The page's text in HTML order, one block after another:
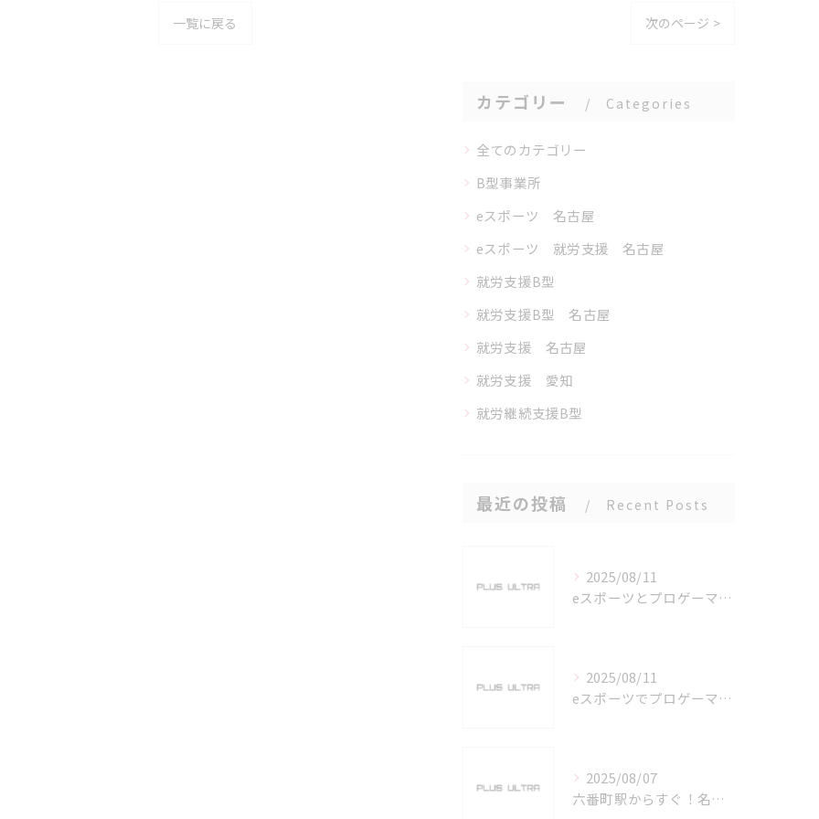
一覧に戻る 次のページ >
カテゴリー Categories
全てのカテゴリー
B型事業所
eスポーツ 名古屋
eスポーツ 就労支援 名古屋
就労支援B型
就労支援B型 名古屋
就労支援 名古屋
就労支援 愛知
就労継続支援B型
最近の投稿 Recent Posts
2025/08/11
eスポーツとプロゲーマーを六番町駅で目指すための実践ガイド
2025/08/11
eスポーツでプロゲーマーを目指す愛知県名古屋市の最新キャリアガイド
2025/08/07
六番町駅からすぐ！名古屋のeスポーツ施設で快適なプレイ環境を確保